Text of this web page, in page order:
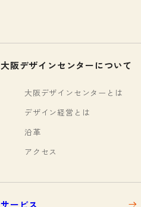
大阪デザインセンターについて
大阪デザインセンターとは
デザイン経営とは
沿革
アクセス